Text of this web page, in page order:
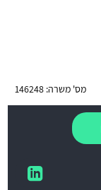
מס' משרה: 146248